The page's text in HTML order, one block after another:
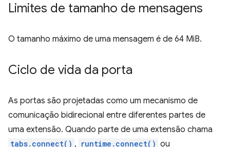
Limites de tamanho de mensagens
O tamanho máximo de uma mensagem é de 64 MiB.
Ciclo de vida da porta
As portas são projetadas como um mecanismo de
comunicação bidirecional entre diferentes partes de
uma extensão. Quando parte de uma extensão chama
tabs.connect() , runtime.connect() ou